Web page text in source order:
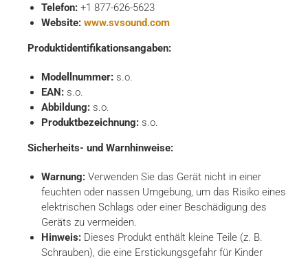
Telefon: +1 877-626-5623
Website: www.svsound.com
Produktidentifikationsangaben:
Modellnummer: s.o.
EAN: s.o.
Abbildung: s.o.
Produktbezeichnung: s.o.
Sicherheits- und Warnhinweise:
Warnung: Verwenden Sie das Gerät nicht in einer
feuchten oder nassen Umgebung, um das Risiko eines
elektrischen Schlags oder einer Beschädigung des
Geräts zu vermeiden.
Hinweis: Dieses Produkt enthält kleine Teile (z. B.
Schrauben), die eine Erstickungsgefahr für Kinder